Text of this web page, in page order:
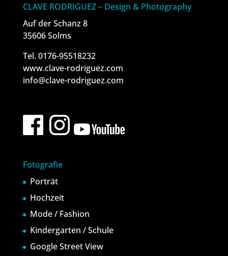
CLAVE RODRIGUEZ – Design & Photography
Auf der Schanz 8
35606 Solms
Tel. 0176-95518232
www.clave-rodriguez.com
info@clave-rodriguez.com
Fotografie
Porträt
Hochzeit
Mode / Fashion
Kindergarten / Schule
Google Street View